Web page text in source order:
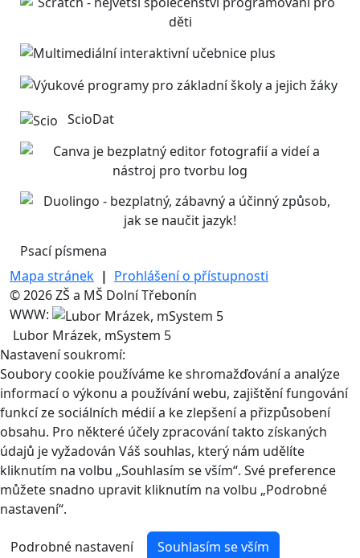
ScioDat
Psací písmena
Mapa stránek | Prohlášení o přístupnosti
© 2026 ZŠ a MŠ Dolní Třebonín
WWW:
Lubor Mrázek, mSystem 5
Nastavení soukromí:
Soubory cookie používáme ke shromažďování a analýze
informací o výkonu a používání webu, zajištění fungování
funkcí ze sociálních médií a ke zlepšení a přizpůsobení
obsahu. Pro některé účely zpracování takto získaných
údajů je vyžadován Váš souhlas, který nám udělíte
kliknutím na volbu „Souhlasím se vším“. Své preference
můžete snadno upravit kliknutím na volbu „Podrobné
nastavení“.
Podrobné nastavení Souhlasím se vším